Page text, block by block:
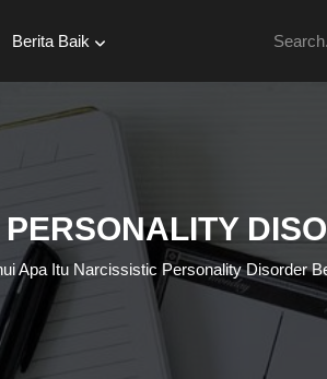
Berita Baik
for:
Apa Itu Narcissistic Personality Disorder